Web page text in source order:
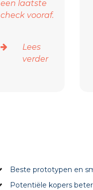
een laatste
check vooraf.
Lees
verder
Beste prototypen en
Potentiële kopers